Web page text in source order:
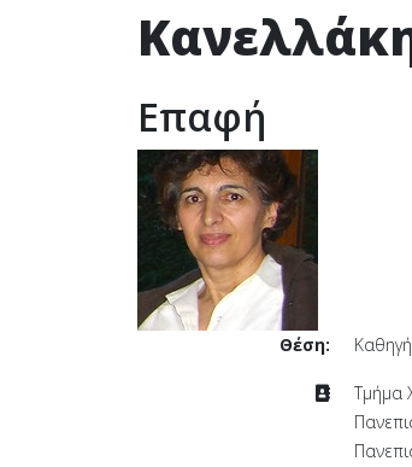
Επαφή
Θέση:
Τμήμα